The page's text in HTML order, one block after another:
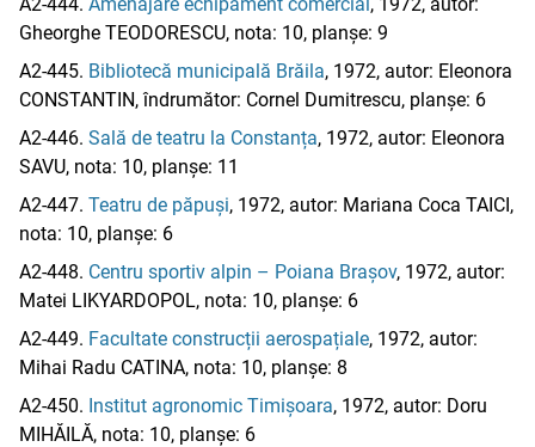
Gheorghe TEODORESCU, nota: 10, planșe: 9
A2-445. Bibliotecă municipală Brăila, 1972, autor: Eleonora
CONSTANTIN, îndrumător: Cornel Dumitrescu, planșe: 6
A2-446. Sală de teatru la Constanța, 1972, autor: Eleonora
SAVU, nota: 10, planșe: 11
A2-447. Teatru de păpuși, 1972, autor: Mariana Coca TAICI,
nota: 10, planșe: 6
A2-448. Centru sportiv alpin – Poiana Brașov, 1972, autor:
Matei LIKYARDOPOL, nota: 10, planșe: 6
A2-449. Facultate construcții aerospațiale, 1972, autor:
Mihai Radu CATINA, nota: 10, planșe: 8
A2-450. Institut agronomic Timișoara, 1972, autor: Doru
MIHĂILĂ, nota: 10, planșe: 6